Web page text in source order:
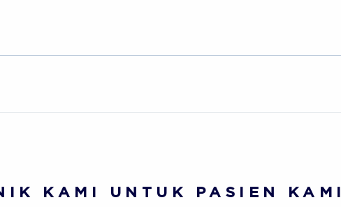
KAMI UNTUK PASIEN KAMI